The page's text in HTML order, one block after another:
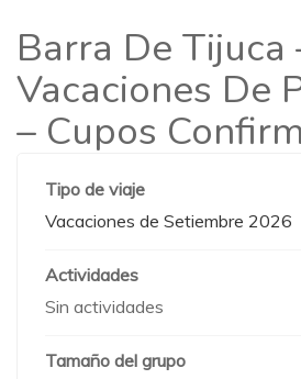
Barra De Tijuca
Vacaciones De
– Cupos
Tipo de viaje
Vacaciones de Setiembre 2026
Actividades
Sin actividades
Tamaño del grupo